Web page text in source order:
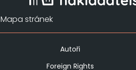
Mapa stránek
Autoři
Foreign Rights